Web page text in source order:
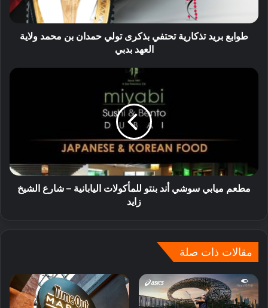
طوابع بريد تذكارية تحتفي بذكرى تولي حمدان بن محمد ولاية
العهد بدبي
مطعم ميابي سوشي أند بنتو للمأكولات اليابانية – شارع الشيخ
زايد
مقالات ذات صلة